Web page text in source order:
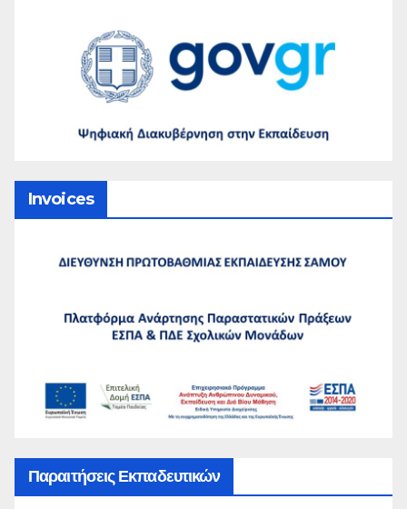
Invoices
Παραιτήσεις Εκπαδευτικών